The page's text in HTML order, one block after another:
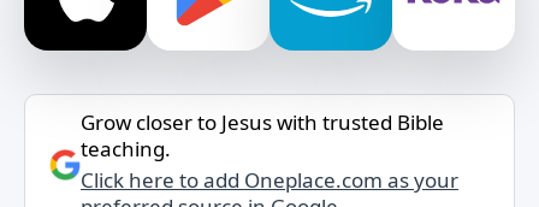
Grow closer to Jesus with trusted Bible
teaching.
Click here to add Oneplace.com as your